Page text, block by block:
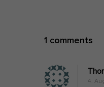
1 comments
I
n
4.